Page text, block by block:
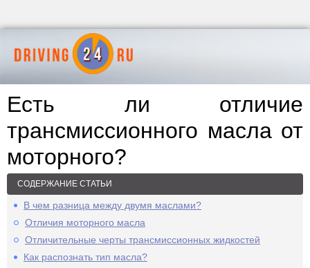
Есть ли отличие
трансмиссионного масла от
моторного?
СОДЕРЖАНИЕ СТАТЬИ
В чем разница между двумя маслами?
Отличия моторного масла
Отличительные черты трансмиссионных жидкостей
Как распознать тип масла?